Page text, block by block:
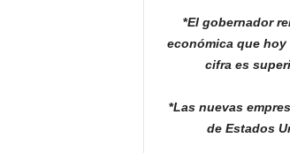
*El gobernador
económica que hoy
cifra es
*Las nuevas
de Estados